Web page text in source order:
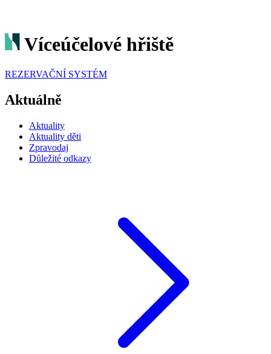
Víceúčelové hřiště
REZERVAČNÍ SYSTÉM
Aktuálně
Aktuality
Aktuality děti
Zpravodaj
Důležité odkazy